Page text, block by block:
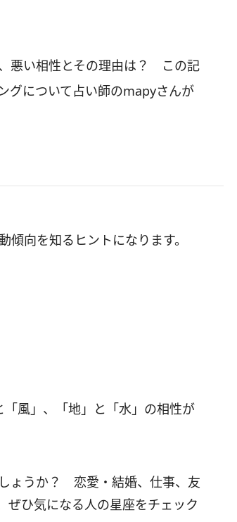
悪い相性とその理由は？ この記
グについて占い師のmapyさんが
向を知るヒントになります。
風」、「地」と「水」の相性が
ょうか？ 恋愛・結婚、仕事、友
ぜひ気になる人の星座をチェック